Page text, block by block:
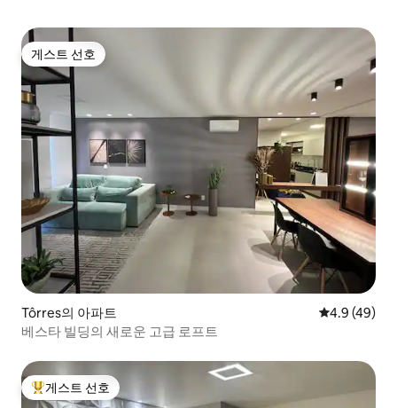
게스트 선호
게스트 선호
Tôrres의 아파트 평점 4.9점(5
4.9 (49)
베스타 빌딩의 새로운 고급 로프트
상위 게스트 선호
게스트 선호